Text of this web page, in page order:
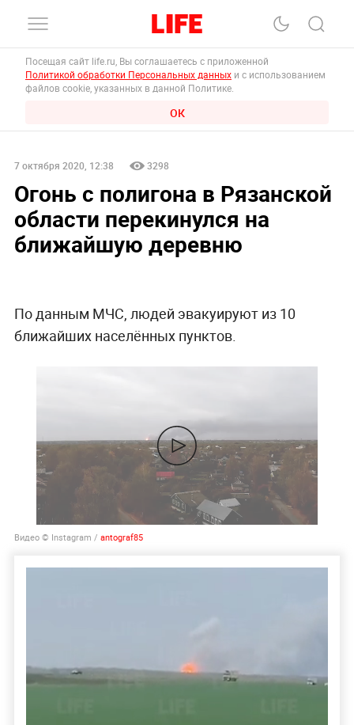
Посещая сайт life.ru, Вы соглашаетесь с приложенной
Политикой обработки Персональных данных и с использованием
файлов cookie, указанных в данной Политике.
ОК
7 октября 2020, 12:38 3298
Огонь с полигона в Рязанской
области перекинулся на
ближайшую деревню
По данным МЧС, людей эвакуируют из 10
ближайших населённых пунктов.
Видео © Instagram / antograf85